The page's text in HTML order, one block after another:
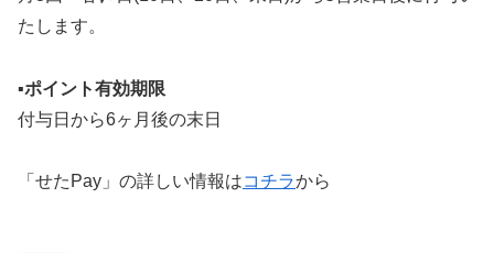
たします。
▪️ポイント有効期限
付与日から6ヶ月後の末日
「せたPay」の詳しい情報はコチラから